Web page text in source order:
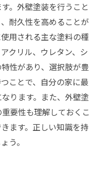
外壁デザイン
新しいスタイル
えた塗装
デザイン
選定で統一感のある
色選び
使い分け
。外壁塗装を行うこと
耐久性を高めることが
用される主な塗料の種
クリル、ウレタン、シ
性があり、選択肢が豊
ことで、自分の家に最
ります。また、外壁塗
要性も理解しておくこ
ます。正しい知識を持
う。